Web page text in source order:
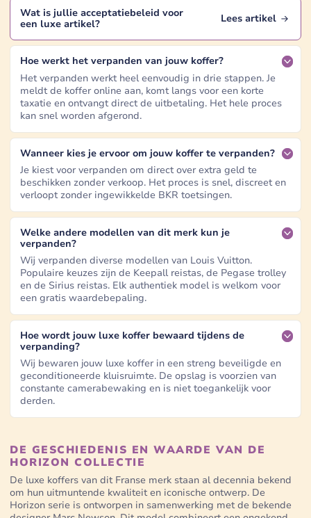
Wat is jullie acceptatiebeleid voor
een luxe artikel? Lees artikel
Hoe werkt het verpanden van jouw koffer?
Het verpanden werkt heel eenvoudig in drie stappen. Je
meldt de koffer online aan, komt langs voor een korte
taxatie en ontvangt direct de uitbetaling. Het hele proces
kan snel worden afgerond.
Wanneer kies je ervoor om jouw koffer te verpanden?
Je kiest voor verpanden om direct over extra geld te
beschikken zonder verkoop. Het proces is snel, discreet en
verloopt zonder ingewikkelde BKR toetsingen.
Welke andere modellen van dit merk kun je
verpanden?
Wij verpanden diverse modellen van Louis Vuitton.
Populaire keuzes zijn de Keepall reistas, de Pegase trolley
en de Sirius reistas. Elk authentiek model is welkom voor
een gratis waardebepaling.
Hoe wordt jouw luxe koffer bewaard tijdens de
verpanding?
Wij bewaren jouw luxe koffer in een streng beveiligde en
geconditioneerde kluisruimte. De opslag is voorzien van
constante camerabewaking en is niet toegankelijk voor
derden.
DE GESCHIEDENIS EN WAARDE VAN DE
HORIZON COLLECTIE
De luxe koffers van dit Franse merk staan al decennia bekend
om hun uitmuntende kwaliteit en iconische ontwerp. De
Horizon serie is ontworpen in samenwerking met de bekende